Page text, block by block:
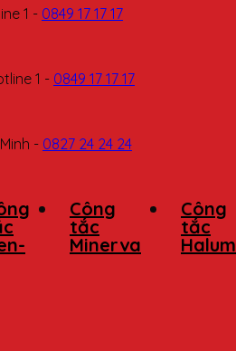
1 - 0849 17 17 17
1 - 0849 17 17 17
- 0827 24 24 24
Công
tắc
Minerva
Công
tắc